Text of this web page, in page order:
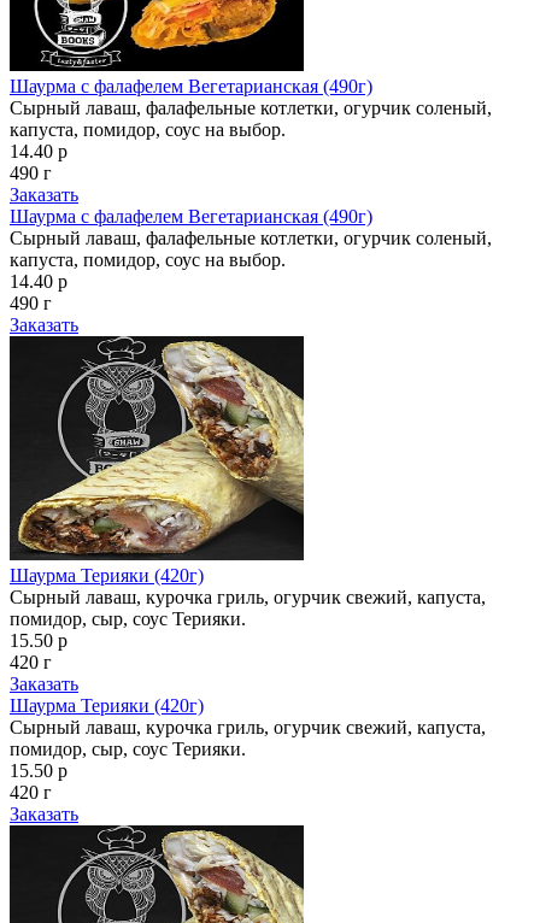
Шаурма с фалафелем Вегетарианская (490г)
Сырный лаваш, фалафельные котлетки, огурчик соленый,
капуста, помидор, соус на выбор.
14.40 р
490 г
Заказать
Шаурма с фалафелем Вегетарианская (490г)
Сырный лаваш, фалафельные котлетки, огурчик соленый,
капуста, помидор, соус на выбор.
14.40 р
490 г
Заказать
Шаурма Терияки (420г)
Сырный лаваш, курочка гриль, огурчик свежий, капуста,
помидор, сыр, соус Терияки.
15.50 р
420 г
Заказать
Шаурма Терияки (420г)
Сырный лаваш, курочка гриль, огурчик свежий, капуста,
помидор, сыр, соус Терияки.
15.50 р
420 г
Заказать